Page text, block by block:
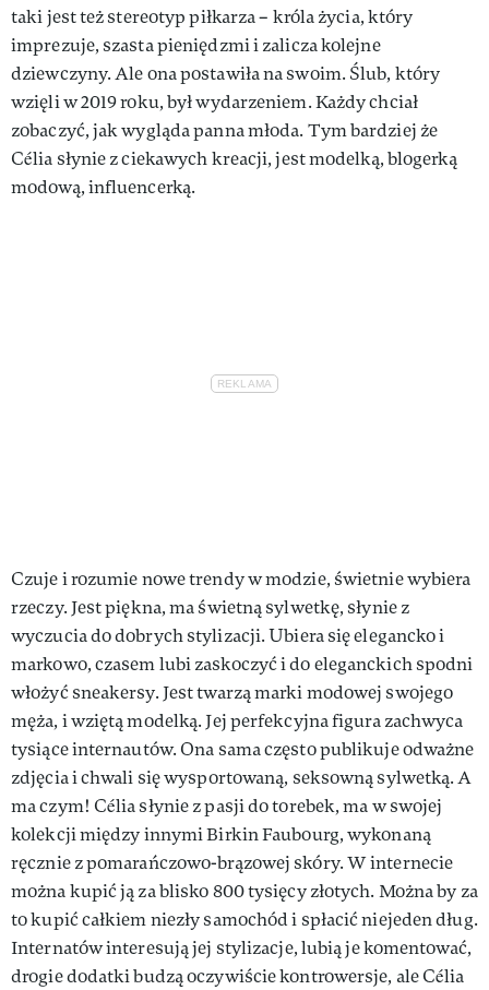
taki jest też stereotyp piłkarza – króla życia, który
imprezuje, szasta pieniędzmi i zalicza kolejne
dziewczyny. Ale ona postawiła na swoim. Ślub, który
wzięli w 2019 roku, był wydarzeniem. Każdy chciał
zobaczyć, jak wygląda panna młoda. Tym bardziej że
Célia słynie z ciekawych kreacji, jest modelką, blogerką
modową, influencerką.
Czuje i rozumie nowe trendy w modzie, świetnie wybiera
rzeczy. Jest piękna, ma świetną sylwetkę, słynie z
wyczucia do dobrych stylizacji. Ubiera się elegancko i
markowo, czasem lubi zaskoczyć i do eleganckich spodni
włożyć sneakersy. Jest twarzą marki modowej swojego
męża, i wziętą modelką. Jej perfekcyjna figura zachwyca
tysiące internautów. Ona sama często publikuje odważne
zdjęcia i chwali się wysportowaną, seksowną sylwetką. A
ma czym! Célia słynie z pasji do torebek, ma w swojej
kolekcji między innymi Birkin Faubourg, wykonaną
ręcznie z pomarańczowo-brązowej skóry. W internecie
można kupić ją za blisko 800 tysięcy złotych. Można by za
to kupić całkiem niezły samochód i spłacić niejeden dług.
Internatów interesują jej stylizacje, lubią je komentować,
drogie dodatki budzą oczywiście kontrowersje, ale Célia